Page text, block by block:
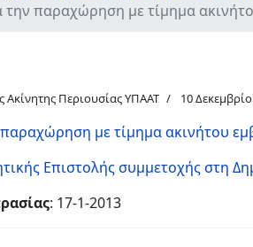
την παραχώρηση με τίμημα
Ακίνητης Περιουσίας ΥΠΑΑΤ 10
με τίμημα ακινήτου
Επιστολής συμμετοχής στη
: 17-1-2013